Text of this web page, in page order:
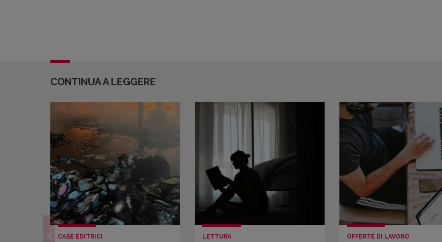
CONTINUA A LEGGERE
CASE EDITRICI LETTURA OFFERTE DI LAVORO